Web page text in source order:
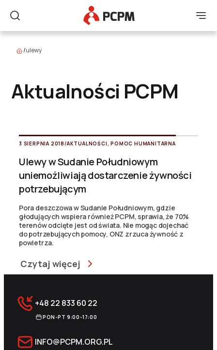
Szukaj
Główne Logo
/ulewy
Aktualności PCPM
3 SIERPNIA 2018 /AKTUALNOŚCI ,POMOC HUMANITARNA
Ulewy w Sudanie Południowym
uniemożliwiają dostarczenie żywności
potrzebującym
Pora deszczowa w Sudanie Południowym, gdzie
głodujących wspiera również PCPM, sprawia, że 70%
terenów odcięte jest od świata. Nie mogąc dojechać
do potrzebujących pomocy, ONZ zrzuca żywność z
powietrza.
Czytaj więcej
+48 22 833 60 22
PON-PT 9:00-17:00
INFO@PCPM.ORG.PL